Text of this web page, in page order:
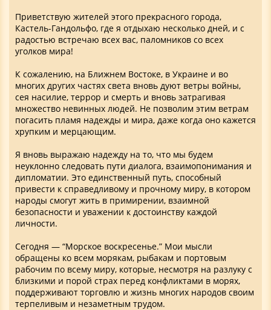
Приветствую жителей этого прекрасного города,
Кастель-Гандольфо, где я отдыхаю несколько дней, и с
радостью встречаю всех вас, паломников со всех
уголков мира!
К сожалению, на Ближнем Востоке, в Украине и во
многих других частях света вновь дуют ветры войны,
сея насилие, террор и смерть и вновь затрагивая
множество невинных людей. Не позволим этим ветрам
погасить пламя надежды и мира, даже когда оно кажется
хрупким и мерцающим.
Я вновь выражаю надежду на то, что мы будем
неуклонно следовать пути диалога, взаимопонимания и
дипломатии. Это единственный путь, способный
привести к справедливому и прочному миру, в котором
народы смогут жить в примирении, взаимной
безопасности и уважении к достоинству каждой
личности.
Сегодня — “Морское воскресенье.” Мои мысли
обращены ко всем морякам, рыбакам и портовым
рабочим по всему миру, которые, несмотря на разлуку с
близкими и порой страх перед конфликтами в морях,
поддерживают торговлю и жизнь многих народов своим
терпеливым и незаметным трудом.